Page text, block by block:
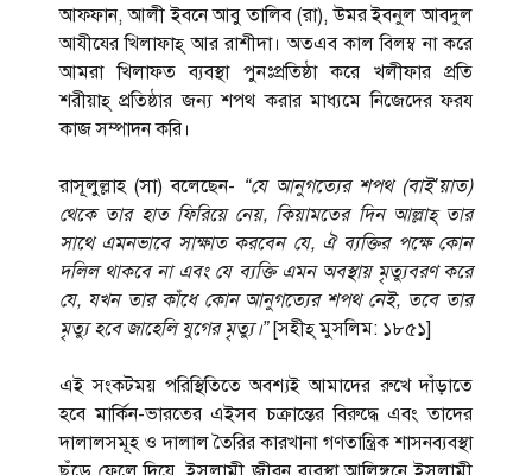
আফ্ফান, আলী ইবনে আবু তালিব (রা), উমর ইবনুল আবদুল
আযীযের খিলাফাহ্ আর রাশীদা। অতএব কাল বিলম্ব না করে
আমরা খিলাফত ব্যবস্থা পুনঃপ্রতিষ্ঠা করে খলীফার প্রতি
শরীয়াহ্ প্রতিষ্ঠার জন্য শপথ করার মাধ্যমে নিজেদের ফরয
কাজ সম্পাদন করি।
রাসূলুল্লাহ (সা) বলেছেন- “যে আনুগত্যের শপথ (বাই’য়াত)
থেকে তার হাত ফিরিয়ে নেয়, কিয়ামতের দিন আল্লাহ্ তার
সাথে এমনভাবে সাক্ষাত করবেন যে, ঐ ব্যক্তির পক্ষে কোন
দলিল থাকবে না এবং যে ব্যক্তি এমন অবস্থায় মৃত্যুবরণ করে
যে, যখন তার কাঁধে কোন আনুগত্যের শপথ নেই, তবে তার
মৃত্যু হবে জাহেলি যুগের মৃত্যু।”[সহীহ্ মুসলিম: ১৮৫১]
এই সংকটময় পরিস্থিতিতে অবশ্যই আমাদের রুখে দাঁড়াতে
হবে মার্কিন-ভারতের এইসব চক্রান্তের বিরুদ্ধে এবং তাদের
দালালসমূহ ও দালাল তৈরির কারখানা গণতান্ত্রিক শাসনব্যবস্থা